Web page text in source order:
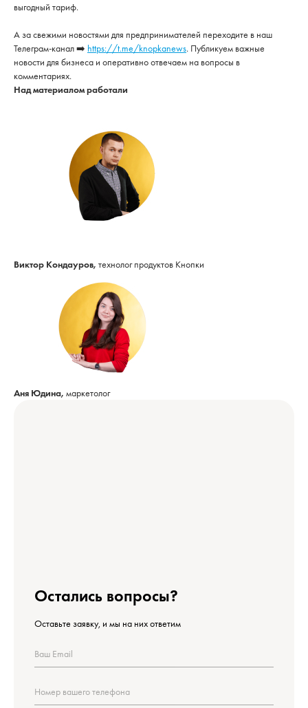
выгодный тариф.
А за свежими новостями для предпринимателей переходите в наш
Телеграм-канал ➡️ https://t.me/knopkanews. Публикуем важные
новости для бизнеса и оперативно отвечаем на вопросы в
комментариях.
Над материалом работали
Виктор Кондауров, технолог продуктов Кнопки
Аня Юдина, маркетолог
Остались вопросы?
Оставьте заявку, и мы на них ответим